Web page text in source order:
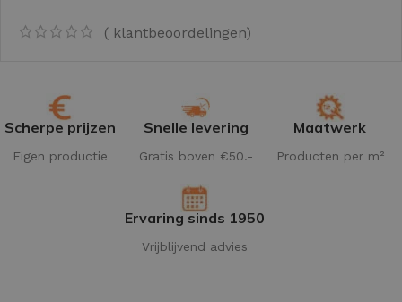
( klantbeoordelingen)
Scherpe prijzen
Eigen productie
Snelle levering
Gratis boven €50.-
Maatwerk
Producten per m²
Ervaring sinds 1950
Vrijblijvend advies